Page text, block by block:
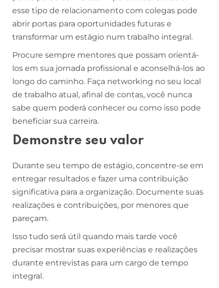
esse tipo de relacionamento com colegas pode
abrir portas para oportunidades futuras e
transformar um estágio num trabalho integral.
Procure sempre mentores que possam orientá-
los em sua jornada profissional e aconselhá-los ao
longo do caminho. Faça networking no seu local
de trabalho atual, afinal de contas, você nunca
sabe quem poderá conhecer ou como isso pode
beneficiar sua carreira.
Demonstre seu valor
Durante seu tempo de estágio, concentre-se em
entregar resultados e fazer uma contribuição
significativa para a organização. Documente suas
realizações e contribuições, por menores que
pareçam.
Isso tudo será útil quando mais tarde você
precisar mostrar suas experiências e realizações
durante entrevistas para um cargo de tempo
integral.